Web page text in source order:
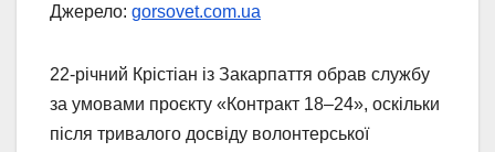
Джерело: gorsovet.com.ua
22-річний Крістіан із Закарпаття обрав службу
за умовами проєкту «Контракт 18‒24», оскільки
після тривалого досвіду волонтерської